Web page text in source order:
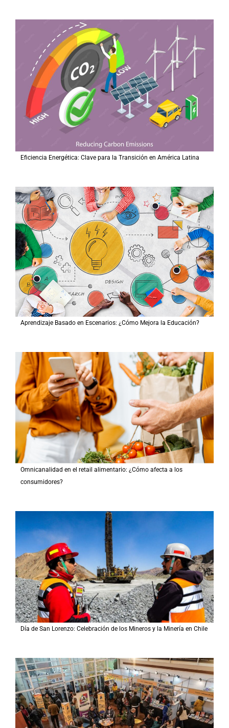
Eficiencia Energética: Clave para la Transición en América Latina
Aprendizaje Basado en Escenarios: ¿Cómo Mejora la Educación?
Omnicanalidad en el retail alimentario: ¿Cómo afecta a los
consumidores?
Día de San Lorenzo: Celebración de los Mineros y la Minería en Chile